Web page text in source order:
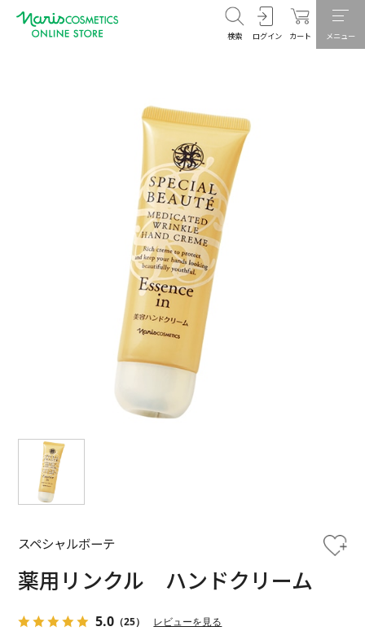
検索 ログイン カート メニュー
スペシャルボーテ
薬用リンクル ハンドクリーム
5.0 （25） レビューを見る